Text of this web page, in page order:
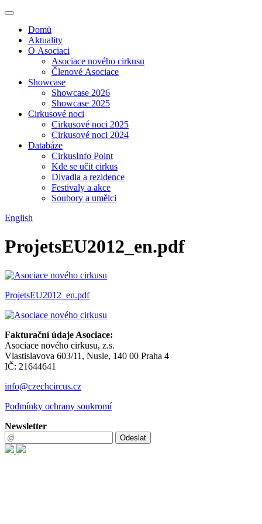
Domů
Aktuality
O Asociaci
Asociace nového cirkusu
Členové Asociace
Showcase
Showcase 2026
Showcase 2025
Cirkusové noci
Cirkusové noci 2025
Cirkusové noci 2024
Databáze
CirkusInfo Point
Kde se učit cirkus
Divadla a rezidence
Festivaly a akce
Soubory a umělci
English
ProjetsEU2012_en.pdf
ProjetsEU2012_en.pdf
Fakturační údaje Asociace:
Asociace nového cirkusu, z.s.
Vlastislavova 603/11, Nusle, 140 00 Praha 4
IČ: 21644641
info@czechcircus.cz
Podmínky ochrany soukromí
Newsletter
Odeslat